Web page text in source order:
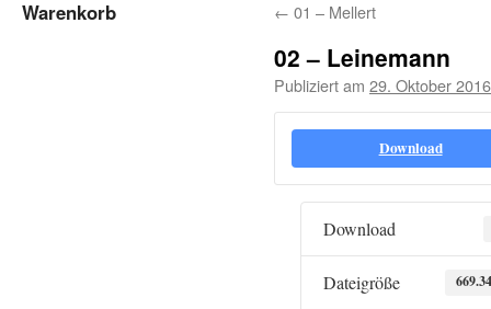
← 01 – Mellert
02 – Leinemann
Publiziert am 29. Oktober 2016
Download
Download
Dateigröße
Warenkorb